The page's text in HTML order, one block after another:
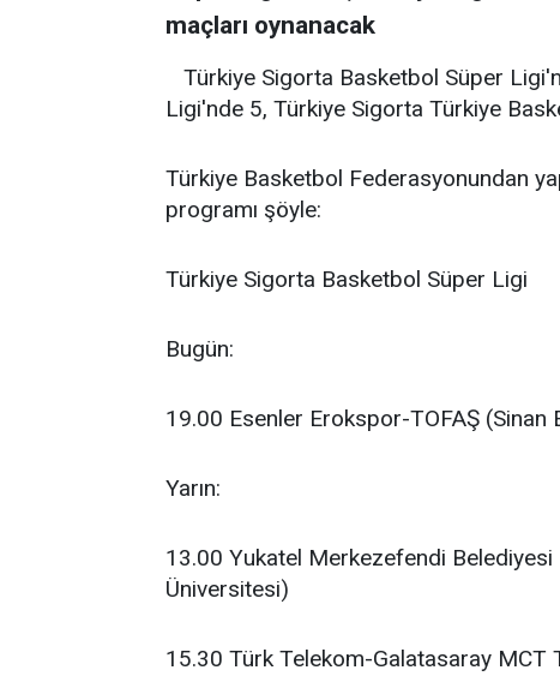
maçları oynanacak
Türkiye Sigorta Basketbol Süper
Ligi'nde 5, Türkiye Sigorta Türkiye
Türkiye Basketbol Federasyonundan
programı şöyle:
Türkiye Sigorta Basketbol Süper Ligi
Bugün:
19.00 Esenler Erokspor-TOFAŞ (Sinan
Yarın:
13.00 Yukatel Merkezefendi
Üniversitesi)
15.30 Türk Telekom-Galatasaray MCT